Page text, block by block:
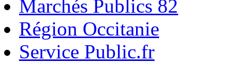
Marchés Publics 82
Région Occitanie
Service Public.fr